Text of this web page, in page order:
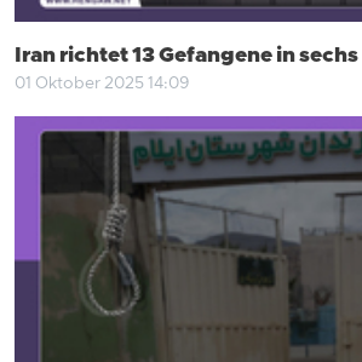
Iran richtet 13 Gefangene in
01 Oktober 2025 14:09